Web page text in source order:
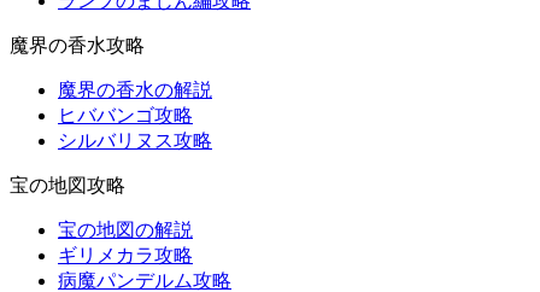
魔界の香水攻略
魔界の香水の解説
ヒババンゴ攻略
シルバリヌス攻略
宝の地図攻略
宝の地図の解説
ギリメカラ攻略
病魔パンデルム攻略